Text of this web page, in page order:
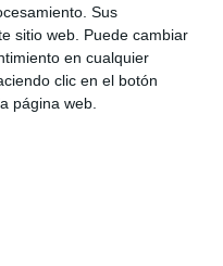
Sus
sitio web. Puede cambiar
en cualquier
clic en el botón
página web.